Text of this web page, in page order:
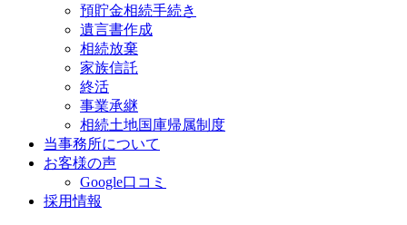
預貯金相続手続き
遺言書作成
相続放棄
家族信託
終活
事業承継
相続土地国庫帰属制度
当事務所について
お客様の声
Google口コミ
採用情報